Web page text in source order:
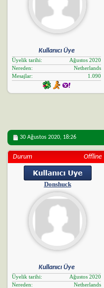
Kullanıcı Üye
Üyelik tarihi
Ağustos 2020
Nereden
Netherlands
Mesajlar
1.090
30 Ağustos 2020, 18:26
Durum Offline
Donshuck
Kullanıcı Üye
Üyelik tarihi
Ağustos 2020
Nereden
Netherlands